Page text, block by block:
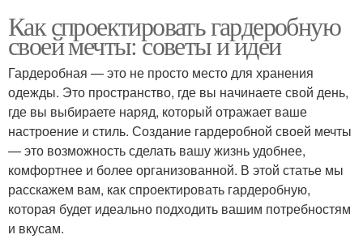
Как спроектировать гардеробную
своей мечты: советы и идеи
Гардеробная — это не просто место для хранения
одежды. Это пространство, где вы начинаете свой день,
где вы выбираете наряд, который отражает ваше
настроение и стиль. Создание гардеробной своей мечты
— это возможность сделать вашу жизнь удобнее,
комфортнее и более организованной. В этой статье мы
расскажем вам, как спроектировать гардеробную,
которая будет идеально подходить вашим потребностям
и вкусам.